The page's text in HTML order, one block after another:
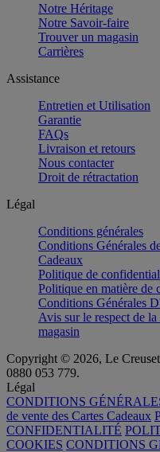
Notre Héritage
Notre Savoir-faire
Trouver un magasin
Carrières
Assistance
Entretien et Utilisation
Garantie
FAQs
Livraison et retours
Nous contacter
Droit de rétractation
Légal
Conditions générales
Conditions Générales
Cadeaux
Politique de
Politique en matière de
Conditions Générales
Avis sur le respect de
magasin
Copyright © 2026, Le
0880 053 779.
Légal
CONDITIONS
de vente des Cartes Cadeaux
CONFIDENTIALITÉ
COOKIES CONDITIONS